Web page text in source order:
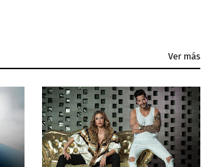
Ver más